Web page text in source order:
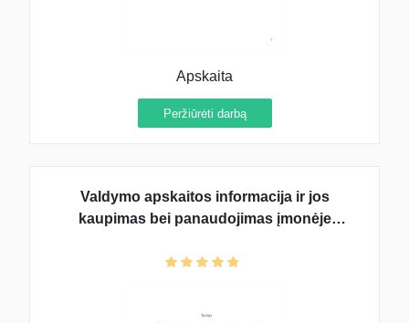
Apskaita
Peržiūrėti darbą
Valdymo apskaitos informacija ir jos
kaupimas bei panaudojimas įmonėje